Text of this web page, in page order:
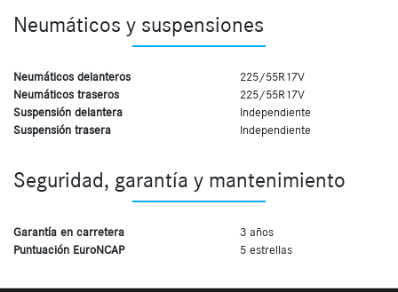
Neumáticos y suspensiones
Neumáticos delanteros
225/55R17V
Neumáticos traseros
225/55R17V
Suspensión delantera
Independiente
Suspensión trasera
Independiente
Seguridad, garantía y mantenimiento
Garantía en carretera
3 años
Puntuación EuroNCAP
5 estrellas